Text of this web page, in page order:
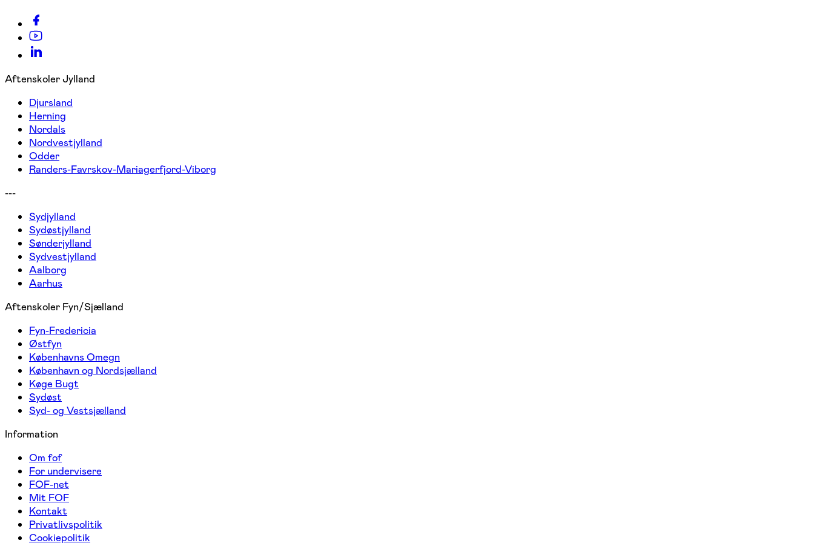
Aftenskoler Jylland
Djursland
Herning
Nordals
Nordvestjylland
Odder
Randers-Favrskov-Mariagerfjord-Viborg
---
Sydjylland
Sydøstjylland
Sønderjylland
Sydvestjylland
Aalborg
Aarhus
Aftenskoler Fyn/Sjælland
Fyn-Fredericia
Østfyn
Københavns Omegn
København og Nordsjælland
Køge Bugt
Sydøst
Syd- og Vestsjælland
Information
Om fof
For undervisere
FOF-net
Mit FOF
Kontakt
Privatlivspolitik
Cookiepolitik